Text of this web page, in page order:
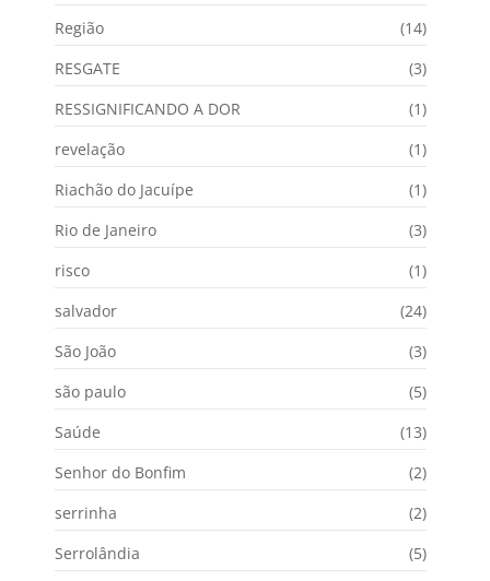
Região
(14)
RESGATE
(3)
RESSIGNIFICANDO A DOR
(1)
revelação
(1)
Riachão do Jacuípe
(1)
Rio de Janeiro
(3)
risco
(1)
salvador
(24)
São João
(3)
são paulo
(5)
Saúde
(13)
Senhor do Bonfim
(2)
serrinha
(2)
Serrolândia
(5)